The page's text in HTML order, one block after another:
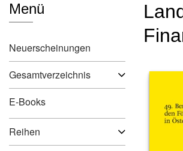
Menü
Neuerscheinungen
Gesamtverzeichnis
E-Books
Reihen